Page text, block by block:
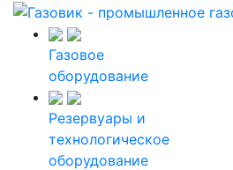
Газовое
оборудование
Резервуары и
технологическое
оборудование